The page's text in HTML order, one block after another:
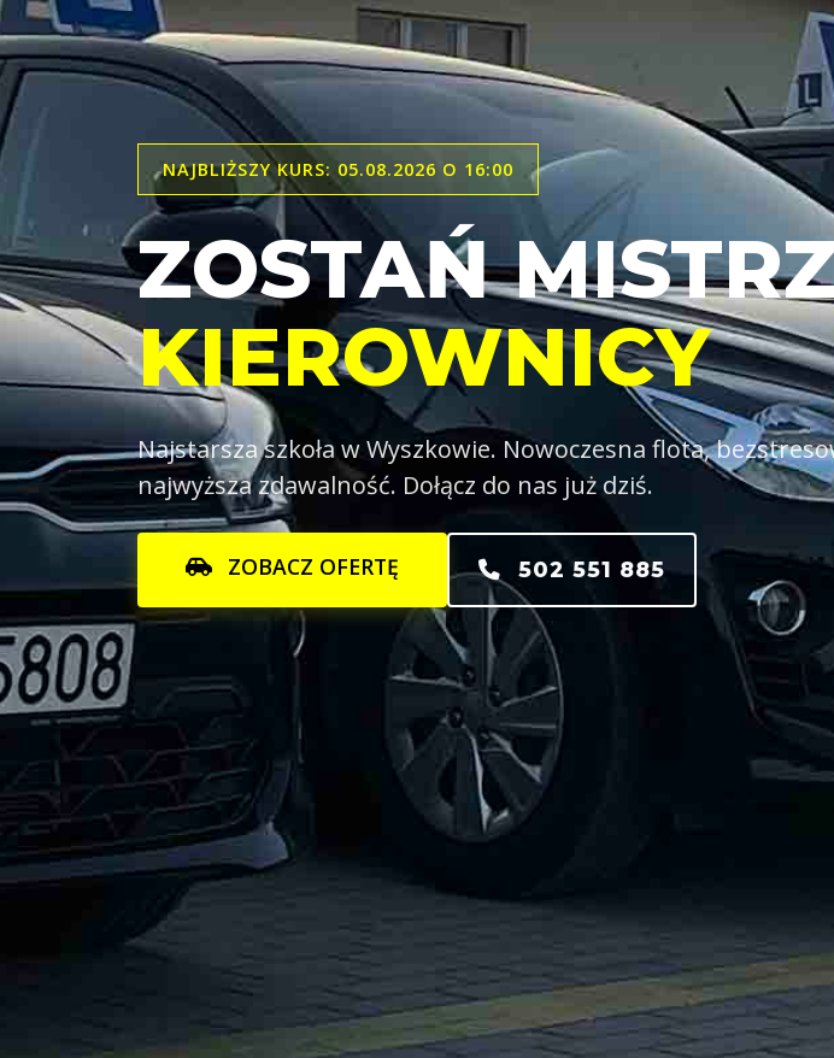
NAJBLIŻSZY KURS: 05.08.2026 O 16:00
ZOSTAŃ
KIEROWNICY
Najstarsza szkoła w Wyszkowie. Nowoczesna flota,
najwyższa zdawalność. Dołącz do nas już dziś.
ZOBACZ OFERTĘ 502 551 885